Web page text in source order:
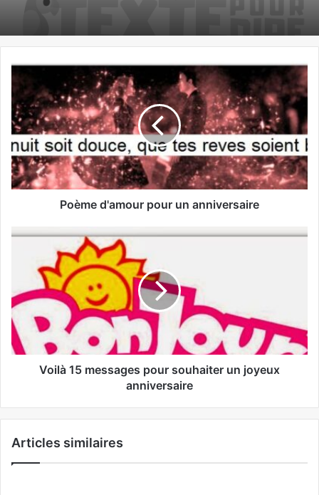
Poème d'amour pour un anniversaire
Voilà 15 messages pour souhaiter un joyeux
anniversaire
Articles similaires